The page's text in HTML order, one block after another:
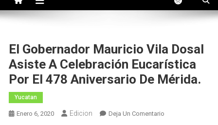
El Gobernador Mauricio Vila Dosal
Asiste A Celebración Eucarística
Por El 478 Aniversario De Mérida.
Yucatan
Enero 6, 2020 Edicion Deja Un ComentarioEn